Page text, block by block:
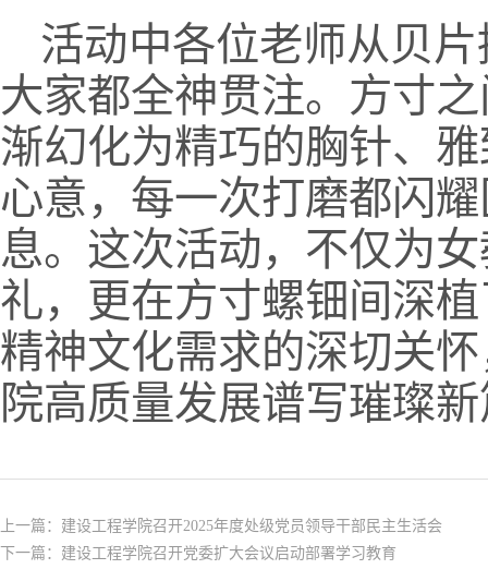
活动中各位老师从贝
大家都全神贯注。方寸
渐幻化为精巧的胸针、
心意，每一次打磨都闪
息。这次活动，不仅为
礼，更在方寸螺钿间深
精神文化需求的深切关
院高质量发展谱写璀璨
上一篇： 建设工程学院召开2025年度处级党员领导干部民主生活会
下一篇： 建设工程学院召开党委扩大会议启动部署学习教育